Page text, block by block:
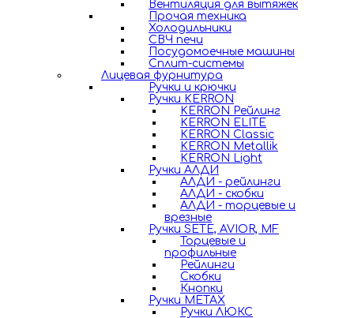
Вентиляция для вытяжек
Прочая техника
Холодильники
СВЧ печи
Посудомоечные машины
Сплит-системы
Лицевая фурнитура
Ручки и крючки
Ручки KERRON
KERRON Рейлинг
KERRON ELITE
KERRON Classic
KERRON Metallik
KERRON Light
Ручки АЛДИ
АЛДИ - рейлинги
АЛДИ - скобки
АЛДИ - торцевые и
врезные
Ручки SETE, AVIOR, MF
Торцевые и
профильные
Рейлинги
Скобки
Кнопки
Ручки METAX
Ручки ЛЮКС